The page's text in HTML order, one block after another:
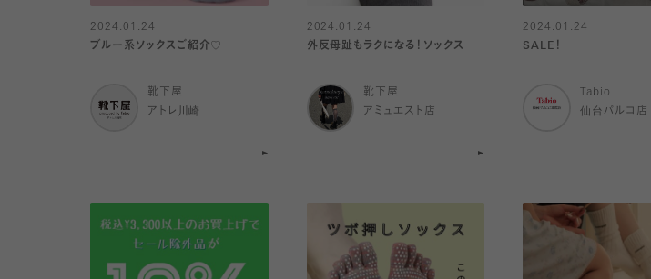
2024.01.24
ブルー系ソックスご紹介♡
靴下屋
アトレ川崎
2024.01.24
外反母趾もラクになる！ソックス
靴下屋
アミュエスト店
2024.01.24
SALE！
Tabio
仙台パルコ店